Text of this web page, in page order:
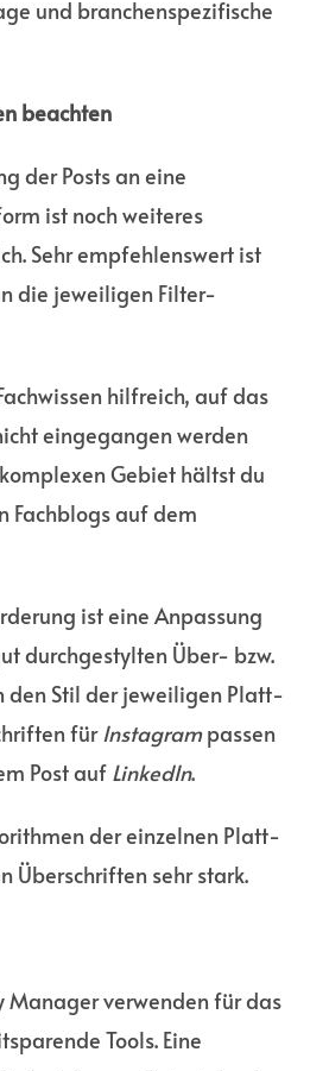
und branchen­spezifische
beachten
der Posts an eine
ist noch weiteres
Sehr empfeh­lenswert ist
die jewei­ligen Filter-
hilfreich, auf das
einge­gangen werden
Gebiet hältst du
Fachblogs auf dem
ist eine Anpas­sung
durch­gestylten Über- bzw.
den Stil der jewei­ligen Platt­
fürInstagrampassen
Post auf LinkedIn.
der einzelnen Platt­
Über­schriften sehr stark.
Mana­ger verwenden für das
Tools. Eine